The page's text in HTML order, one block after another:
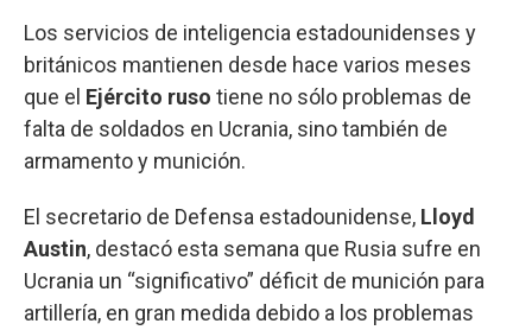
Los servicios de inteligencia estadounidenses y
británicos mantienen desde hace varios meses
que el Ejército ruso tiene no sólo problemas de
falta de soldados en Ucrania, sino también de
armamento y munición.
El secretario de Defensa estadounidense, Lloyd
Austin, destacó esta semana que Rusia sufre en
Ucrania un “significativo” déficit de munición para
artillería, en gran medida debido a los problemas